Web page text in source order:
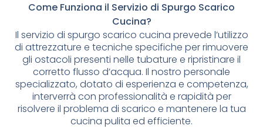
Come Funziona il Servizio di Spurgo Scarico
Cucina?
Il servizio di spurgo scarico cucina prevede l’utilizzo
di attrezzature e tecniche specifiche per rimuovere
gli ostacoli presenti nelle tubature e ripristinare il
corretto flusso d’acqua. Il nostro personale
specializzato, dotato di esperienza e competenza,
interverrà con professionalità e rapidità per
risolvere il problema di scarico e mantenere la tua
cucina pulita ed efficiente.